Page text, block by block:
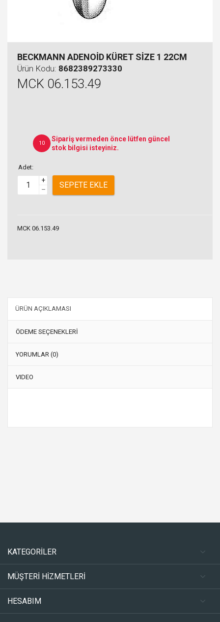
BECKMANN ADENOİD KÜRET SİZE 1 22CM
Ürün Kodu: 8682389273330
MCK 06.153.49
10
Sipariş vermeden önce lütfen güncel
stok bilgisi isteyiniz.
Adet:
+
–
SEPETE EKLE
MCK 06.153.49
ÜRÜN AÇIKLAMASI
ÖDEME SEÇENEKLERİ
YORUMLAR (0)
VIDEO
KATEGORİLER
MÜŞTERİ HİZMETLERİ
HESABIM